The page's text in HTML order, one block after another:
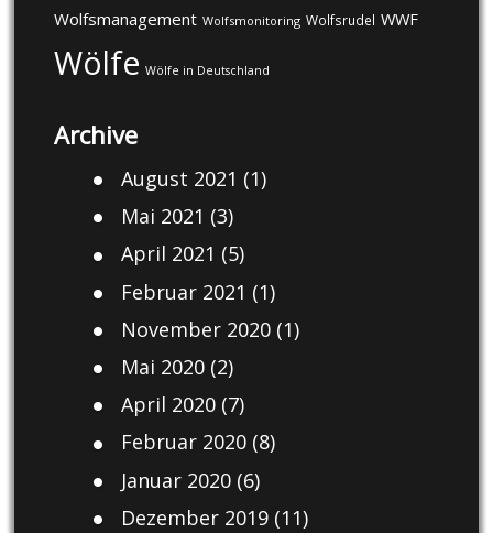
Wolfsmanagement Wolfsmonitoring Wolfsrudel WWF
Wölfe Wölfe in Deutschland
Archive
August 2021 (1)
Mai 2021 (3)
April 2021 (5)
Februar 2021 (1)
November 2020(1)
Mai 2020(2)
April 2020(7)
Februar 2020(8)
Januar 2020(6)
Dezember 2019(11)